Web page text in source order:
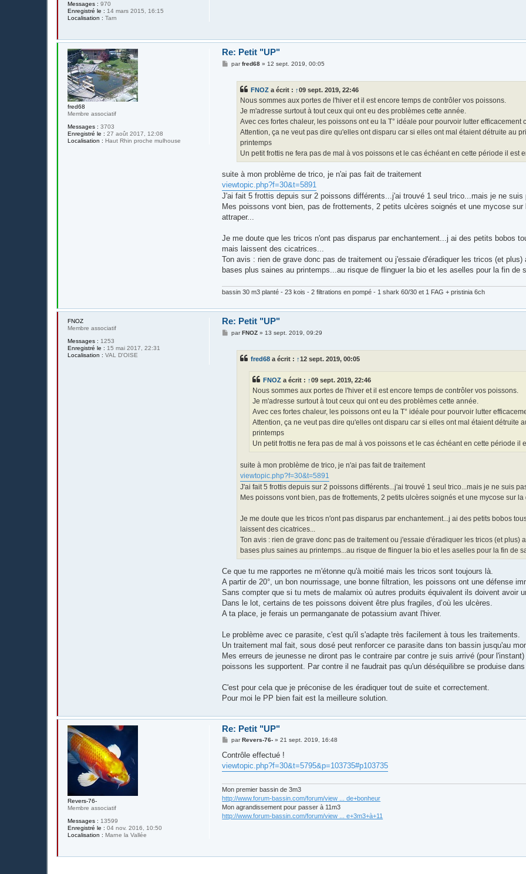
Messages : 970
Enregistré le : 14 mars 2015, 16:15
Localisation : Tarn
fred68
Membre associatif
Messages : 3703
Enregistré le : 27 août 2017, 12:08
Localisation : Haut Rhin proche mulhouse
Re: Petit "UP"
Mparfred68 » 12 sept. 2019, 00:05
FNOZ a écrit : ↑09 sept. 2019, 22:46
Nous sommes aux portes de l'hiver et il est encore temps de contrôler vos poissons.
Je m'adresse surtout à tout ceux qui ont eu des problèmes cette année.
Avec ces fortes chaleur, les poissons ont eu la T° idéale pour pourvoir lutter efficacement
Attention, ça ne veut pas dire qu'elles ont disparu car si elles ont mal étaient détruite au
printemps
Un petit frottis ne fera pas de mal à vos poissons et le cas échéant en cette période il est
suite à mon problème de trico, je n'ai pas fait de traitement
viewtopic.php?f=30&t=5891
J'ai fait 5 frottis depuis sur 2 poissons différents...j'ai trouvé 1 seul trico...mais je ne
Mes poissons vont bien, pas de frottements, 2 petits ulcères soignés et une mycose
attraper...
Je me doute que les tricos n'ont pas disparus par enchantement...j ai des petits bobos
mais laissent des cicatrices...
Ton avis : rien de grave donc pas de traitement ou j'essaie d'éradiquer les tricos (et
bases plus saines au printemps...au risque de flinguer la bio et les aselles pour la fin de
bassin 30 m3 planté - 23 kois - 2 filtrations en pompé - 1 shark 60/30 et 1 FAG + pristinia 6ch
FNOZ
Membre associatif
Messages : 1253
Enregistré le : 15 mai 2017, 22:31
Localisation : VAL D'OISE
Re: Petit "UP"
MparFNOZ » 13 sept. 2019, 09:29
fred68 a écrit : ↑12 sept. 2019, 00:05
FNOZ a écrit : ↑09 sept. 2019, 22:46
Nous sommes aux portes de l'hiver et il est encore temps de contrôler vos poissons.
Je m'adresse surtout à tout ceux qui ont eu des problèmes cette année.
Avec ces fortes chaleur, les poissons ont eu la T° idéale pour pourvoir lutter
Attention, ça ne veut pas dire qu'elles ont disparu car si elles ont mal étaient détruite
printemps
Un petit frottis ne fera pas de mal à vos poissons et le cas échéant en cette période il
suite à mon problème de trico, je n'ai pas fait de traitement
viewtopic.php?f=30&t=5891
J'ai fait 5 frottis depuis sur 2 poissons différents...j'ai trouvé 1 seul trico...mais je ne suis
Mes poissons vont bien, pas de frottements, 2 petits ulcères soignés et une mycose sur
Je me doute que les tricos n'ont pas disparus par enchantement...j ai des petits bobos
laissent des cicatrices...
Ton avis : rien de grave donc pas de traitement ou j'essaie d'éradiquer les tricos (et
bases plus saines au printemps...au risque de flinguer la bio et les aselles pour la fin de
Ce que tu me rapportes ne m'étonne qu'à moitié mais les tricos sont toujours là.
A partir de 20°, un bon nourrissage, une bonne filtration, les poissons ont une défense
Sans compter que si tu mets de malamix où autres produits équivalent ils doivent avoir
Dans le lot, certains de tes poissons doivent être plus fragiles, d’où les ulcères.
A ta place, je ferais un permanganate de potassium avant l'hiver.
Le problème avec ce parasite, c'est qu'il s'adapte très facilement à tous les traitements.
Un traitement mal fait, sous dosé peut renforcer ce parasite dans ton bassin jusqu'au
Mes erreurs de jeunesse ne diront pas le contraire par contre je suis arrivé (pour
poissons les supportent. Par contre il ne faudrait pas qu'un déséquilibre se produise
C'est pour cela que je préconise de les éradiquer tout de suite et correctement.
Pour moi le PP bien fait est la meilleure solution.
Revers-76-
Membre associatif
Messages : 13599
Enregistré le : 04 nov. 2016, 10:50
Localisation : Marne la Vallée
Re: Petit "UP"
M
s
a
par Revers-76- »21 sept. 2019, 16:48
Contrôle effectué !
viewtopic.php?f=30&t=5795&p=103735#p103735
Mon premier bassin de 3m3
http://www.forum-bassin.com/forum/view ... de+bonheur
Mon agrandissement pour passer à 11m3
http://www.forum-bassin.com/forum/view ... e+3m3+à+11